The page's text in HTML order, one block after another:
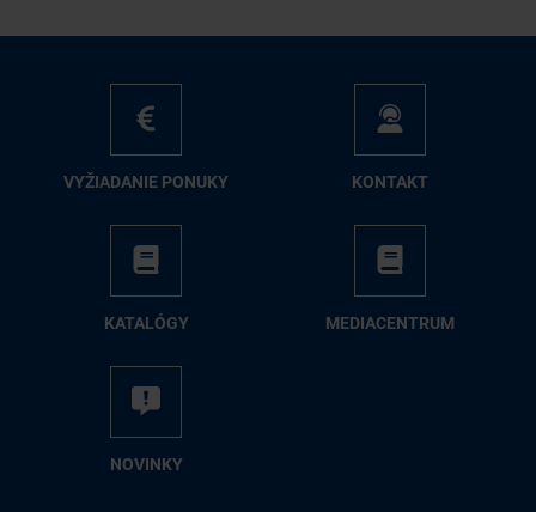
VY­ŽIA­DA­NIE PO­NU­KY KON­TAKT
KA­TA­LÓ­GY ME­DIA­CEN­TRUM
NO­VIN­KY